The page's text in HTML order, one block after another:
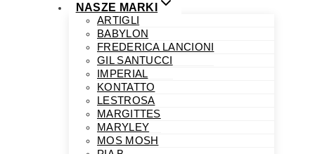
NASZE MARKI
ARTIGLI
BABYLON
FREDERICA LANCIONI
GIL SANTUCCI
IMPERIAL
KONTATTO
LESTROSA
MARGITTES
MARYLEY
MOS MOSH